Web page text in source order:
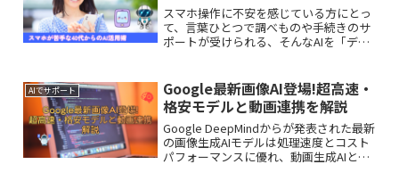
スマホ操作に不安を感じている方にとっ
て、言葉ひとつで調べものや手続きのサ
ポートが受けられる、そんなAIを「デジ
AIでサポート
Google最新画像AI登場!超高速・
格安モデルと動画連携を解説
Google DeepMindからが発表された最新
の画像生成AIモデルは処理速度とコスト
パフォーマンスに優れ、動画生成AIとの